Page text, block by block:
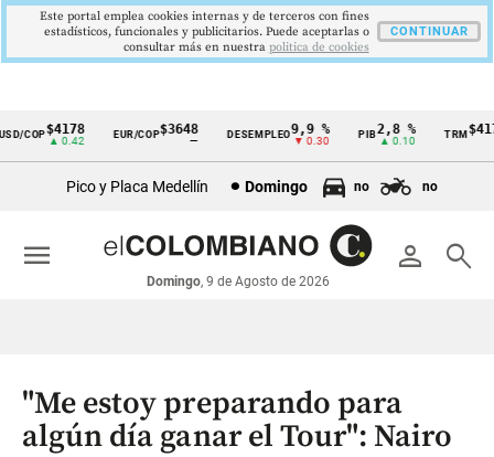
Cintillo
económicos
Colombia
COP$4178
▲ 0.42
EUR/COP$3648 DESEMPLEO9,9 %
▼ 0.30
2,8 %
▲ 0.10
TRM
Pico y Placa Medellín Domingo no no
person search
Domingo, 9 de Agosto de 2026
menu
"Me estoy preparando para
algún día ganar el Tour": Nairo
Este portal emplea cookies internas y de terceros con fines
estadísticos, funcionales y publicitarios. Puede aceptarlas o
consultar más en nuestra politica de cookies
CONTINUAR